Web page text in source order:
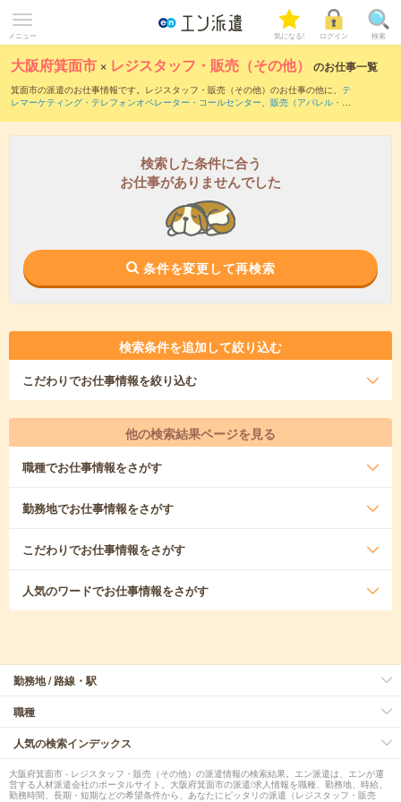
メニュー 気になる! ログイン 検索
大阪府箕面市 × レジスタッフ・販売（その他） のお仕事一覧
箕面市の派遣のお仕事情報です。レジスタッフ・販売（その他）のお仕事の他に、 テ
レマーケティング・テレフォンオペレーター・コールセンター、 販売（アパレル・フ
けます。職種辞典：レジスタッフ・販売（その他）のお仕事とは？とは？
検索した条件に合う
お仕事がありませんでした
条件を変更して再検索
検索条件を追加して絞り込む
こだわりでお仕事情報を絞り込む
他の検索結果ページを見る
職種でお仕事情報をさがす
勤務地でお仕事情報をさがす
こだわりでお仕事情報をさがす
人気のワードでお仕事情報をさがす
勤務地 / 路線・駅
職種
人気の検索インデックス
大阪府箕面市 - レジスタッフ・販売（その他）の派遣情報の検索結果。エン派遣は、エンが運
営する人材派遣会社のポータルサイト。大阪府箕面市の派遣/求人情報を職種、勤務地、時給、
勤務時間、長期・短期などの希望条件から、あなたにピッタリの派遣（レジスタッフ・販売